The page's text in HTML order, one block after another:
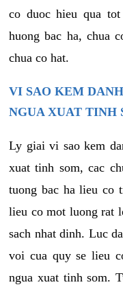
co duoc hieu qua
huong bac ha, chua
chua co hat.
VI SAO KEM
NGUA XUAT TINH
Ly giai vi sao kem
xuat tinh som, cac
tuong bac ha lieu co
lieu co mot luong rat
sach nhat dinh. Luc
voi cua quy se lieu
ngua xuat tinh som.